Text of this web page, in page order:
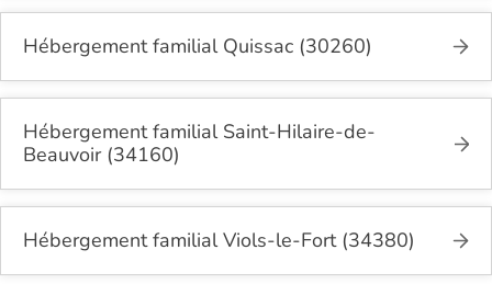
Hébergement familial Quissac (30260)
Hébergement familial Saint-Hilaire-de-
Beauvoir (34160)
Hébergement familial Viols-le-Fort (34380)